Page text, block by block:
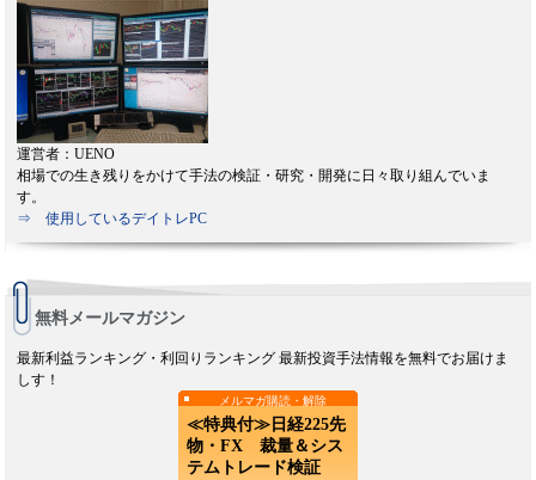
運営者：UENO
相場での生き残りをかけて手法の検証・研究・開発に日々取り組んでいま
す。
⇒ 使用しているデイトレPC
無料メールマガジン
最新利益ランキング・利回りランキング 最新投資手法情報を無料でお届けま
しす！
メルマガ購読・解除
≪特典付≫日経225先
物・FX 裁量＆シス
テムトレード検証